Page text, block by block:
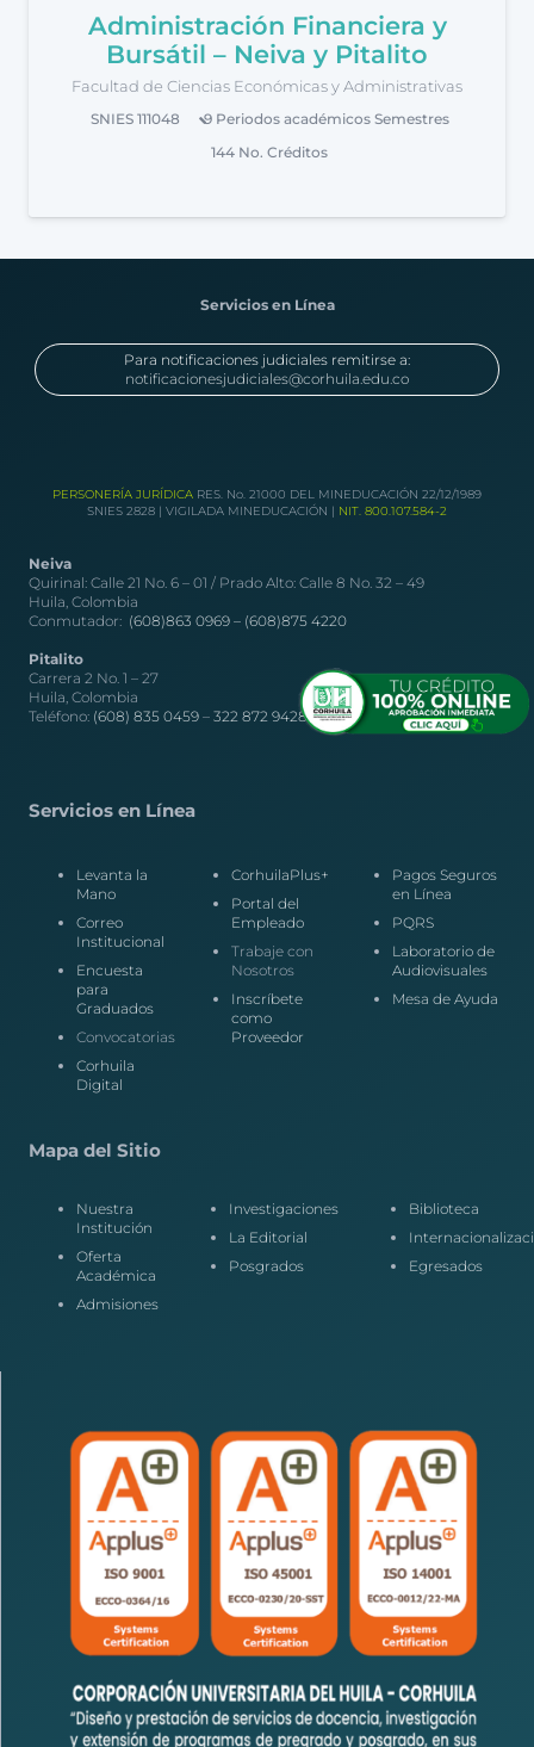
Administración Financiera y
Bursátil – Neiva y Pitalito
Facultad de Ciencias Económicas y Administrativas
SNIES 111048 9 Periodos académicos Semestres
144 No. Créditos
Servicios en Línea
Para notificaciones judiciales remitirse a:
notificacionesjudiciales@corhuila.edu.co
PERSONERÍA JURÍDICA RES. No. 21000 DEL MINEDUCACIÓN 22/12/1989
SNIES 2828 | VIGILADA MINEDUCACIÓN | NIT. 800.107.584-2
Neiva
Quirinal: Calle 21 No. 6 – 01 / Prado Alto: Calle 8 No. 32 – 49
Huila, Colombia
Conmutador: (608)863 0969 – (608)875 4220
Pitalito
Carrera 2 No. 1 – 27
Huila, Colombia
Teléfono: (608) 835 0459 – 322 872 9428
Servicios en Línea
Levanta la
Mano
Correo
Institucional
Encuesta
para
Graduados
Convocatorias
Corhuila
Digital
CorhuilaPlus+
Portal del
Empleado
Trabaje con
Nosotros
Inscríbete
como
Proveedor
Pagos Seguros
en Línea
PQRS
Laboratorio de
Audiovisuales
Mesa de Ayuda
Mapa del Sitio
Nuestra
Institución
Oferta
Académica
Admisiones
Investigaciones
La Editorial
Posgrados
Biblioteca
Egresados